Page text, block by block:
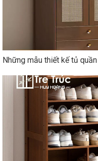
Những mẫu thiết kế tủ